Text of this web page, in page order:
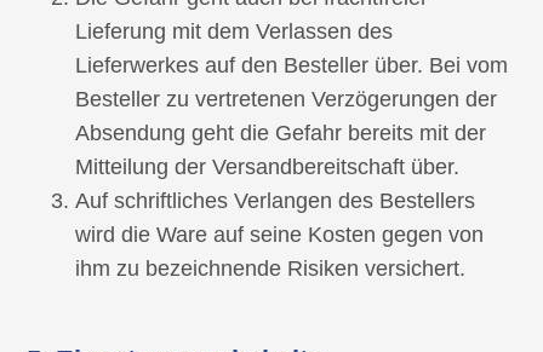
Lieferung mit dem Verlassen des
Lieferwerkes auf den Besteller über. Bei vom
Besteller zu vertretenen Verzögerungen der
Absendung geht die Gefahr bereits mit der
Mitteilung der Versandbereitschaft über.
Auf schriftliches Verlangen des Bestellers
wird die Ware auf seine Kosten gegen von
ihm zu bezeichnende Risiken versichert.